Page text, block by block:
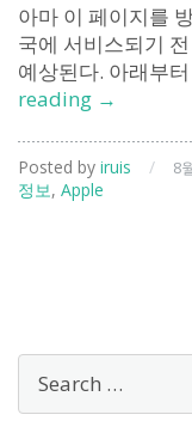
아마 이 페이지를
국에 서비스되기
예상된다. 아래부
reading 여
의
보
→
Posted by iruis / 8
정보, Apple